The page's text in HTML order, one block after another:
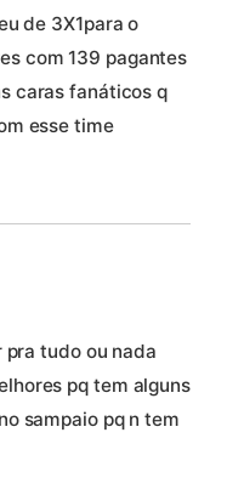
de 3X1para o
com 139 pagantes
caras fanáticos q
esse time
tudo ou nada
pq tem alguns
sampaio pq n tem